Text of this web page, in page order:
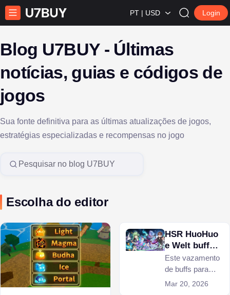
PT | USD Login
Blog U7BUY - Últimas
notícias, guias e códigos de
jogos
Sua fonte definitiva para as últimas atualizações de jogos,
estratégias especializadas e recompensas no jogo
Search in U7BUY Blog
Escolha do editor
HSR HuoHuo
e Welt buff
vão arruinar
seu portfólio
Este vazamento
de buffs para
HSR HuoHuo e
Mar 20, 2026